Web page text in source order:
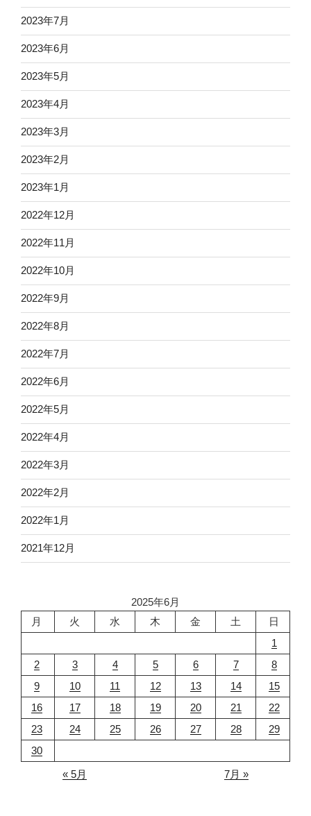
2023年7月
2023年6月
2023年5月
2023年4月
2023年3月
2023年2月
2023年1月
2022年12月
2022年11月
2022年10月
2022年9月
2022年8月
2022年7月
2022年6月
2022年5月
2022年4月
2022年3月
2022年2月
2022年1月
2021年12月
2025年6月
月
火 水 木 金 土
日
1
2
3 4 5 6 7
8
9
10 11 12 13 14
15
16
17 18 19 20 21
22
23
24 25 26 27 28
29
30
« 5月
7月 »